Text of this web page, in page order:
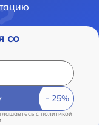
со
c политикой